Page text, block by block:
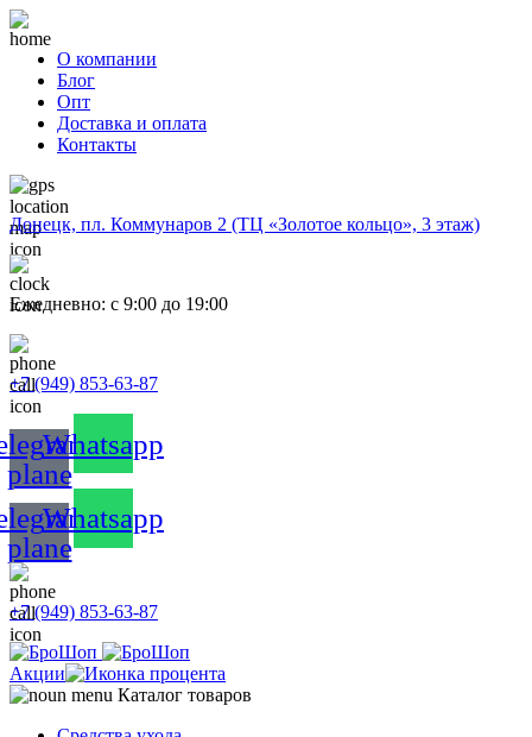
О компании
Блог
Опт
Доставка и оплата
Контакты
Донецк, пл. Коммунаров 2 (ТЦ «Золотое кольцо», 3 этаж)
Ежедневно: с 9:00 до 19:00
+7 (949) 853-63-87
plane
Whatsapp
plane
Whatsapp
+7 (949) 853-63-87
Акции
Каталог товаров